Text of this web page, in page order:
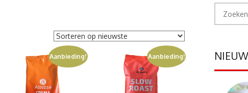
Aanbieding! Aanbieding!
naar: